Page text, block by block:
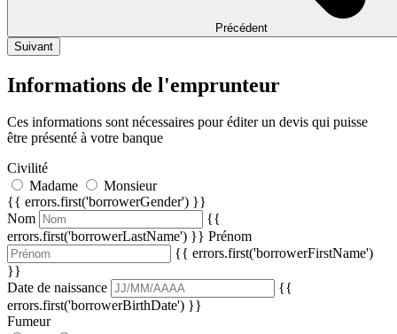
Précédent
Suivant
Informations de l'emprunteur
Ces informations sont nécessaires pour éditer un devis qui puisse
être présenté à votre banque
Civilité
Madame
Monsieur
{{ errors.first('borrowerGender') }}
Nom
{{
errors.first('borrowerLastName') }} Prénom
{{ errors.first('borrowerFirstName')
}}
Date de naissance
{{
errors.first('borrowerBirthDate') }}
Fumeur